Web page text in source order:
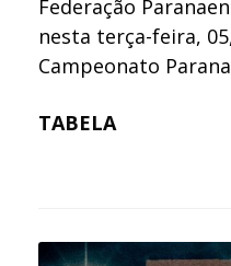
Federação
nesta terça-feira,
Campeonato
TABELA